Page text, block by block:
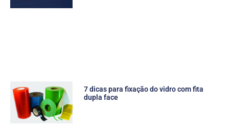
7 dicas para fixação do vidro com fita
dupla face